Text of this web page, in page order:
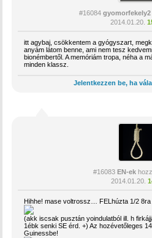
#16084 gyomorfekely2
2014.01.20.
itt agybaj, csökkentem a gyógyszart,
anyám látom benne, ami nem tesz
bionémbertől. A memóriám tropa, néha a
minden klassz.
Jelentkezzen be, ha
#16083 EN-ek
2014.01.20.
Hihhe! mase voltrossz… FELhúzta 1/2
(akk iscsak pusztán yoindulatból ill. h
1ébk senki SE érd. +) Az hozévetőleges
Guinessbe!